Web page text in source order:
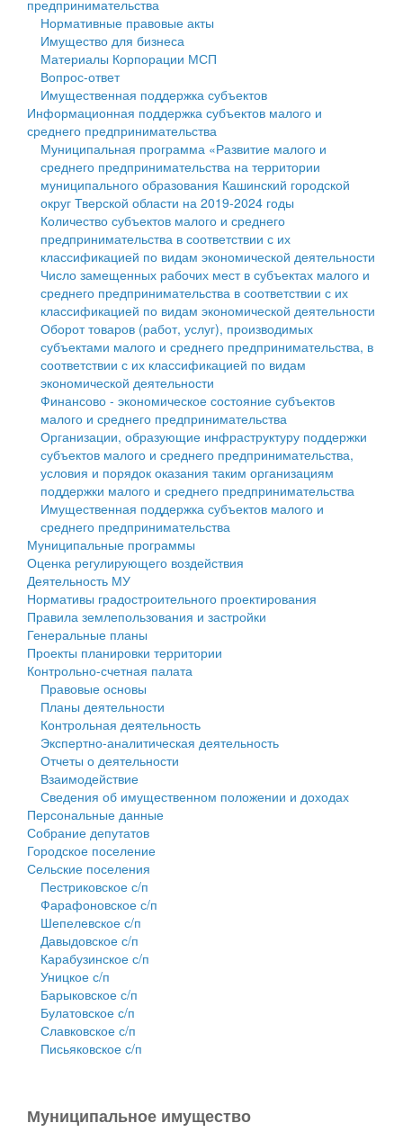
Государственные услуги
Промышленность и АПК
Экономика и бизнес
...
Символика
Устав
Гостям округа
Туризм
Культура
Образование
Здравоохранение
Социальная защита
Фотоальбом
муниципального округа Тверской области
Администрация Кашинского муниципального округа
Тверской области
Управление сельскими территориями
Открытые данные
Работа с обращениями граждан
Муниципальный контроль
Муниципальные услуги
Проекты административных регламентов
Антимонопольный комплаенс
Противодействие коррупции
Финансовое управление
Бюджет для граждан
Имущество
Выявление правообладателей ранее учтенных
объектов недвижимости
Имущественная поддержка субъектов малого и
среднего предпринимательства
Информационная поддержка субъектов малого и
среднего предпринимательства
Муниципальные программы
Контрольно-счетная палата
Персональные данные
Оценка регулирующего воздействия
Деятельность МУ
Нормативы градостроительного проектирования
Правила землепользования и застройки
Генеральные планы
Проекты планировки территории
Собрание депутатов
Городское поселение
Сельские поселения
предпринимательства
Нормативные правовые акты
Имущество для бизнеса
Материалы Корпорации МСП
Вопрос-ответ
Имущественная поддержка субъектов
Информационная поддержка субъектов малого и
среднего предпринимательства
Муниципальная программа «Развитие малого и
среднего предпринимательства на территории
муниципального образования Кашинский городской
округ Тверской области на 2019-2024 годы
Количество субъектов малого и среднего
предпринимательства в соответствии с их
классификацией по видам экономической деятельности
Число замещенных рабочих мест в субъектах малого и
среднего предпринимательства в соответствии с их
классификацией по видам экономической деятельности
Оборот товаров (работ, услуг), производимых
субъектами малого и среднего предпринимательства, в
соответствии с их классификацией по видам
экономической деятельности
Финансово - экономическое состояние субъектов
малого и среднего предпринимательства
Организации, образующие инфраструктуру поддержки
субъектов малого и среднего предпринимательства,
условия и порядок оказания таким организациям
поддержки малого и среднего предпринимательства
Имущественная поддержка субъектов малого и
среднего предпринимательства
Муниципальные программы
Оценка регулирующего воздействия
Деятельность МУ
Нормативы градостроительного проектирования
Правила землепользования и застройки
Генеральные планы
Проекты планировки территории
Контрольно-счетная палата
Правовые основы
Планы деятельности
Контрольная деятельность
Экспертно-аналитическая деятельность
Отчеты о деятельности
Взаимодействие
Сведения об имущественном положении и доходах
Персональные данные
Собрание депутатов
Городское поселение
Сельские поселения
Пестриковское с/п
Фарафоновское с/п
Шепелевское с/п
Давыдовское с/п
Карабузинское с/п
Уницкое с/п
Барыковское с/п
Булатовское с/п
Славковское с/п
Письяковское с/п
Муниципальное имущество